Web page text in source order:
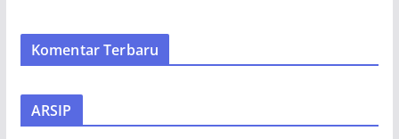
Komentar Terbaru
ARSIP